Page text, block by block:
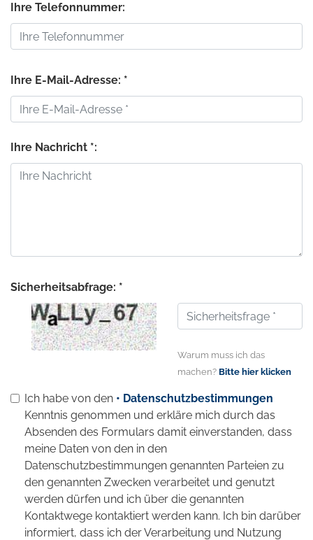
Ihre Telefonnummer:
Ihre E-Mail-Adresse: *
Ihre Nachricht *:
Sicherheitsabfrage: *
Warum muss ich das
machen? Bitte hier klicken
Ich habe von den • Datenschutzbestimmungen
Kenntnis genommen und erkläre mich durch das
Absenden des Formulars damit einverstanden, dass
meine Daten von den in den
Datenschutzbestimmungen genannten Parteien zu
den genannten Zwecken verarbeitet und genutzt
werden dürfen und ich über die genannten
Kontaktwege kontaktiert werden kann. Ich bin darüber
informiert, dass ich der Verarbeitung und Nutzung